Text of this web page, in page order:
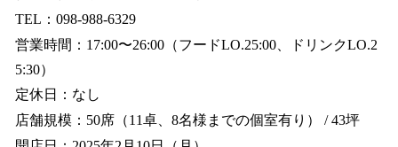
TEL：098-988-6329
営業時間：17:00〜26:00（フードLO.25:00、ドリンクLO.2
5:30）
定休日：なし
店舗規模：50席（11卓、8名様までの個室有り） / 43坪